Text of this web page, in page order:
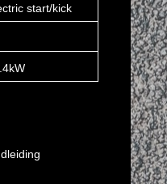
start/kick